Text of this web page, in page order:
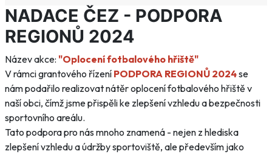
NADACE ČEZ - PODPORA
REGIONŮ 2024
Název akce: "Oplocení fotbalového hřiště"
V rámci grantového řízení PODPORA REGIONŮ 2024se
nám podařilo realizovat nátěr oplocení fotbalového hřiště v
naší obci, čímž jsme přispěli ke zlepšení vzhledu a bezpečnosti
sportovního areálu.
Tato podpora pro nás mnoho znamená - nejen z hlediska
zlepšení vzhledu a údržby sportoviště, ale především jako